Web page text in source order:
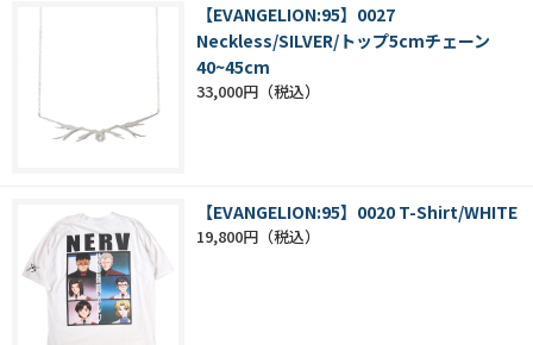
【EVANGELION:95】0027
Neckless/SILVER/トップ5cmチェーン
40~45cm
33,000円
【EVANGELION:95】0020 T-Shirt/WHITE
19,800円